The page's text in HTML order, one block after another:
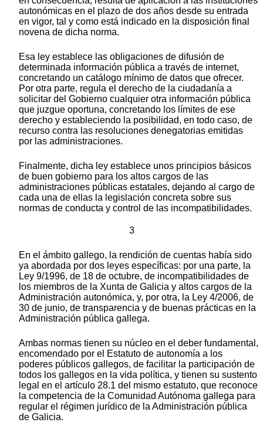
autonómicas en el plazo de dos años desde su entrada
en vigor, tal y como está indicado en la disposición final
novena de dicha norma.
Esa ley establece las obligaciones de difusión de
determinada información pública a través de internet,
concretando un catálogo mínimo de datos que ofrecer.
Por otra parte, regula el derecho de la ciudadanía a
solicitar del Gobierno cualquier otra información pública
que juzgue oportuna, concretando los límites de ese
derecho y estableciendo la posibilidad, en todo caso, de
recurso contra las resoluciones denegatorias emitidas
por las administraciones.
Finalmente, dicha ley establece unos principios básicos
de buen gobierno para los altos cargos de las
administraciones públicas estatales, dejando al cargo de
cada una de ellas la legislación concreta sobre sus
normas de conducta y control de las incompatibilidades.
3
En el ámbito gallego, la rendición de cuentas había sido
ya abordada por dos leyes específicas: por una parte, la
Ley 9/1996, de 18 de octubre, de incompatibilidades de
los miembros de la Xunta de Galicia y altos cargos de la
Administración autonómica, y, por otra, la Ley 4/2006, de
30 de junio, de transparencia y de buenas prácticas en la
Administración pública gallega.
Ambas normas tienen su núcleo en el deber fundamental,
encomendado por el Estatuto de autonomía a los
poderes públicos gallegos, de facilitar la participación de
todos los gallegos en la vida política, y tienen su sustento
legal en el artículo 28.1 del mismo estatuto, que reconoce
la competencia de la Comunidad Autónoma gallega para
regular el régimen jurídico de la Administración pública
de Galicia.